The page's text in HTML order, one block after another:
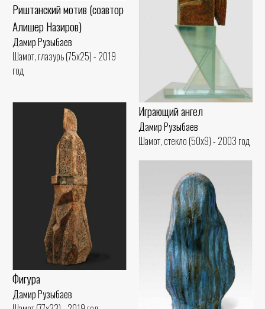
Риштанский мотив (соавтор
Алишер Назиров)
Дамир Рузыбаев
Шамот, глазурь (75x25) - 2019
год
Играющий ангел
Дамир Рузыбаев
Шамот, стекло (50x9) - 2003 год
Фигура
Дамир Рузыбаев